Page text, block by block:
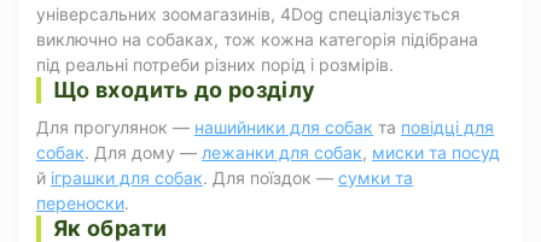
універсальних зоомагазинів, 4Dog спеціалізується
виключно на собаках, тож кожна категорія підібрана
під реальні потреби різних порід і розмірів.
Що входить до розділу
Для прогулянок — нашийники для собак та повідці для
собак. Для дому — лежанки для собак, миски та посуд
й іграшки для собак. Для поїздок — сумки та
переноски.
Як обрати